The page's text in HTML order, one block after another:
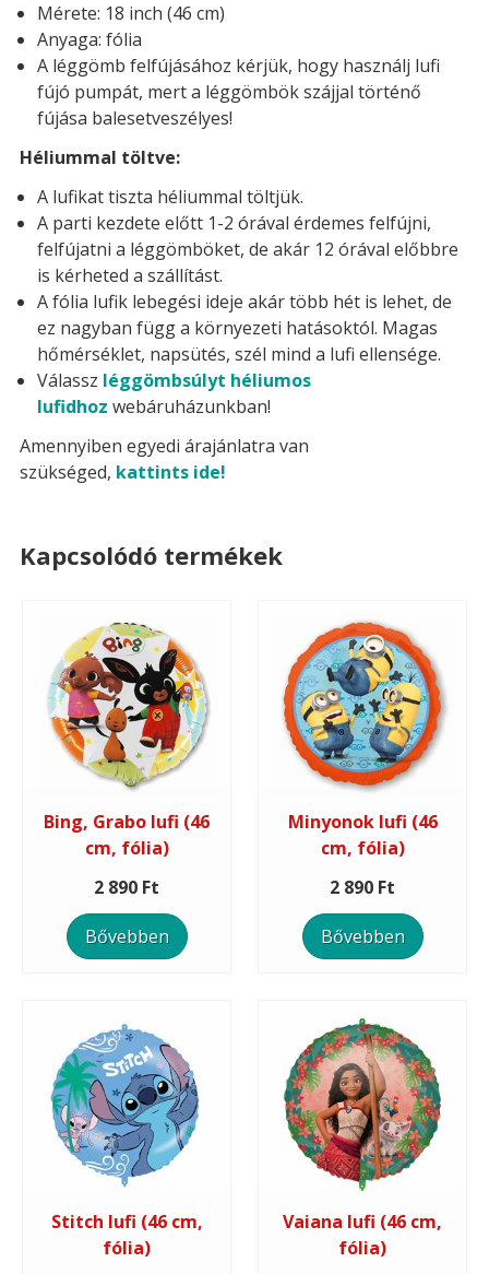
Mérete: 18 inch (46 cm)
Anyaga: fólia
A léggömb felfújásához kérjük, hogy használj lufi
fújó pumpát, mert a léggömbök szájjal történő
fújása balesetveszélyes!
Héliummal töltve:
A lufikat tiszta héliummal töltjük.
A parti kezdete előtt 1-2 órával érdemes felfújni,
felfújatni a léggömböket, de akár 12 órával előbbre
is kérheted a szállítást.
A fólia lufik lebegési ideje akár több hét is lehet, de
ez nagyban függ a környezeti hatásoktól. Magas
hőmérséklet, napsütés, szél mind a lufi ellensége.
Válassz léggömbsúlyt héliumos
lufidhoz webáruházunkban!
Amennyiben egyedi árajánlatra van
szükséged, kattints ide!
Kapcsolódó termékek
Bing, Grabo lufi (46
cm, fólia)
2 890 Ft
Bővebben
Minyonok lufi (46
cm, fólia)
2 890 Ft
Bővebben
Stitch lufi (46 cm,
fólia)
Vaiana lufi (46 cm,
fólia)